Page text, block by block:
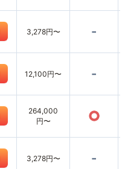
3,278円〜 -
12,100円〜 -
264,000
円〜
○
3,278円〜 -